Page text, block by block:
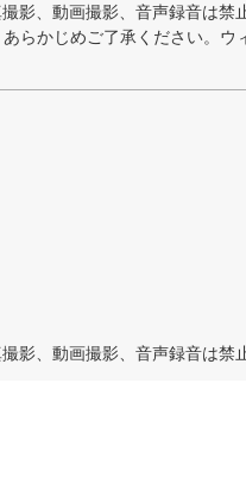
影、動画撮影、音声録音は禁
らかじめご了承ください。
影、動画撮影、音声録音は禁